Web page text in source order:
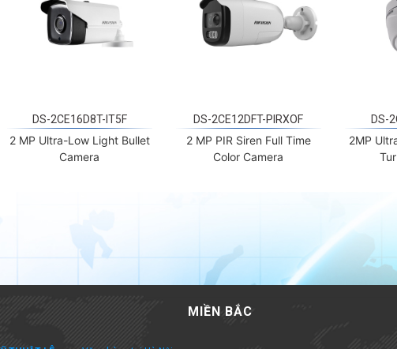
2 MP Ultra-Low Light Bullet
Camera
2 MP PIR Siren Full Time
Color Camera
2MP
THUẬT LÊ
MIỀN BẮC
Văn phòng tại Hà Nội
Địa chỉ : Tầng 3, biệt thự A3-BT4, phố Tưởng Dân Bảo, Phường